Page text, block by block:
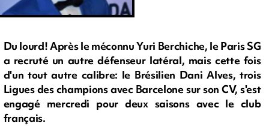
Du lourd! Après le méconnu Yuri Berchiche, le Paris SG
a recruté un autre défenseur latéral, mais cette fois
d'un tout autre calibre: le Brésilien Dani Alves, trois
Ligues des champions avec Barcelone sur son CV, s'est
engagé mercredi pour deux saisons avec le club
français.